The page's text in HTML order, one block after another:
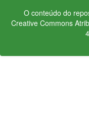
O conteúdo do
Creative Commons